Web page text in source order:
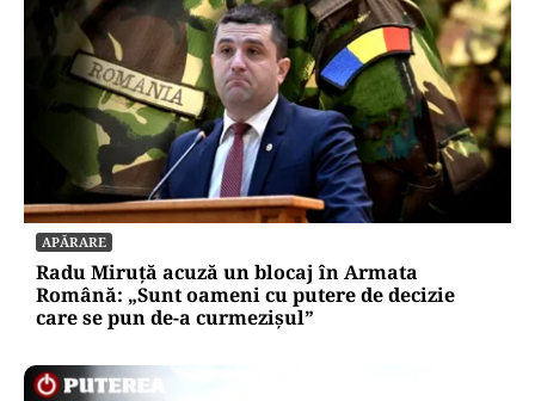
APĂRARE
Radu Miruță acuză un blocaj în Armata
Română: „Sunt oameni cu putere de decizie
care se pun de-a curmezișul”